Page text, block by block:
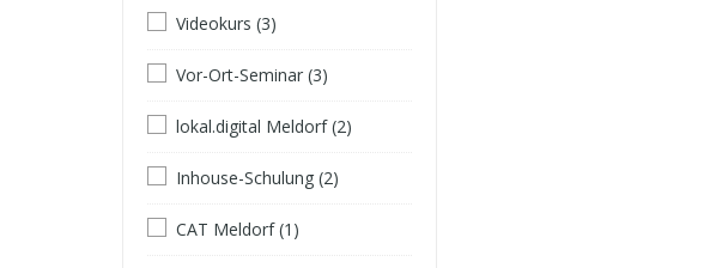
Videokurs (3)
Vor-Ort-Seminar (3)
lokal.digital Meldorf (2)
Inhouse-Schulung (2)
CAT Meldorf (1)